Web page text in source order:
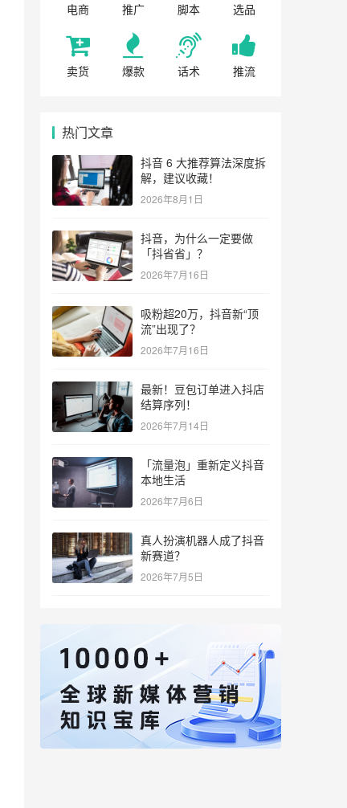
电商 推广 脚本 选品
卖货 爆款 话术 推流
热门文章
抖音 6 大推荐算法深度拆
解，建议收藏！
2026年8月1日
抖音，为什么一定要做
「抖省省」？
2026年7月16日
吸粉超20万，抖音新“顶
流”出现了？
2026年7月16日
最新！豆包订单进入抖店
结算序列！
2026年7月14日
「流量泡」重新定义抖音
本地生活
2026年7月6日
真人扮演机器人成了抖音
新赛道？
2026年7月5日